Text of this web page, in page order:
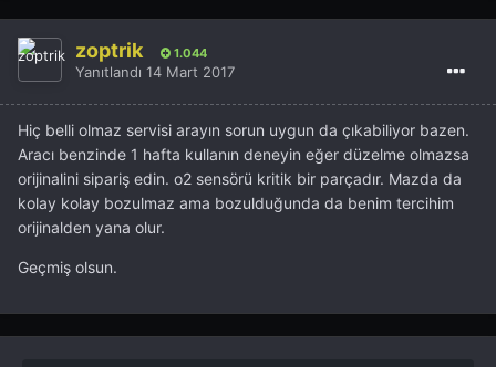
SSV valfi de burada 18-740 olduğunu düşündüğüm
parça
orjinal parça kodu LF8218740..
ama bu parça bozulsa bile motor arıza lambası yanmıyor.
sarı kod geçiyor DTC ye.. ancak programla
görebiliyorsunuz.. yani sizin sorununuz bu değil.
da olduğunu pek kimse bilmez.. emiş ve hava akışını
zoptrik 1.044
Yanıtlandı 14 Mart 2017
Hiç belli olmaz servisi arayın sorun uygun da çıkabiliyor bazen.
Aracı benzinde 1 hafta kullanın deneyin eğer düzelme olmazsa
orijinalini sipariş edin. o2 sensörü kritik bir parçadır. Mazda da
kolay kolay bozulmaz ama bozulduğunda da benim tercihim
orijinalden yana olur.
Geçmiş olsun.